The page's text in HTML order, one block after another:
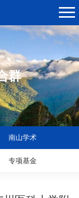
群
南山学术
专项基金